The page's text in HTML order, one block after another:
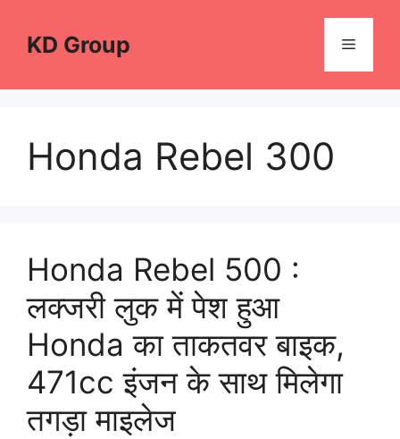
contentKD Group Menu
Honda Rebel 300
Honda Rebel 500 :
लक्जरी लुक में पेश हुआ
Honda का ताकतवर बाइक,
471cc इंजन के साथ मिलेगा
तगड़ा माइलेज